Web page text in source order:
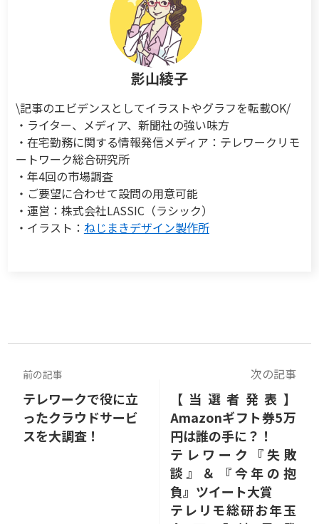
影山綾子
\記事のエビデンスとしてイラストやグラフを転載OK/
・ライター、メディア、新聞社の強い味方
・在宅勤務に関する情報発信メディア：テレワークリモ
ートワーク総合研究所
・年4回の市場調査
・ご要望に合わせて設問の用意可能
・運営：株式会社LASSIC（ラシック）
・イラスト： ねじまきデザイン製作所
前の記事
テレワークで役に立
ったクラウドサービ
スを大調査！
次の記事
【当選者発表】
Amazonギフト券5万
円は誰の手に？！
テレワーク『失敗
談』＆『今年の抱
負』ツイート大賞
テレリモ総研お年玉